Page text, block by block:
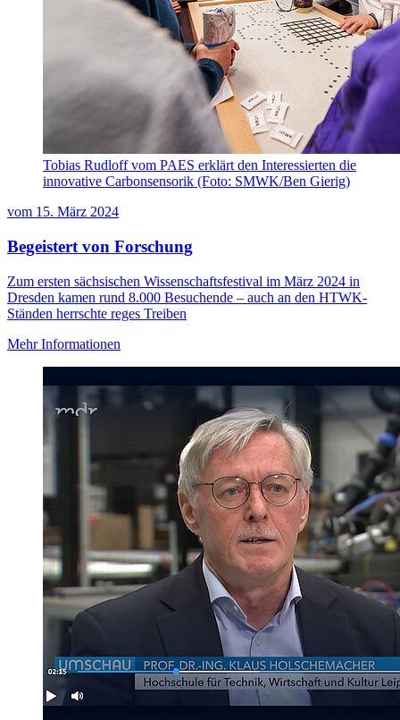
Tobias Rudloff vom PAES erklärt den Interessierten die
innovative Carbonsensorik (Foto: SMWK/Ben Gierig)
vom 15. März 2024
Begeistert von Forschung
Zum ersten sächsischen Wissenschaftsfestival im März 2024 in
Dresden kamen rund 8.000 Besuchende – auch an den HTWK-
Ständen herrschte reges Treiben
Mehr Informationen